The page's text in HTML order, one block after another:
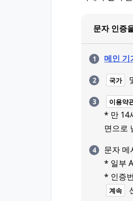
문자 인증
메인 기
국가
이용약
* 만 14
면으로
문자 메
* 일부
* 인증
계속